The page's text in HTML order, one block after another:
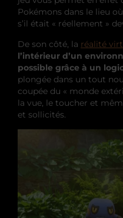
Pokémons dans le lieu
s’il était « réellement »
De son côté, la réalité
l’intérieur d’un
possible grâce à un
plongée dans un tout
coupée du « monde
la vue, le toucher et
et sollicités.